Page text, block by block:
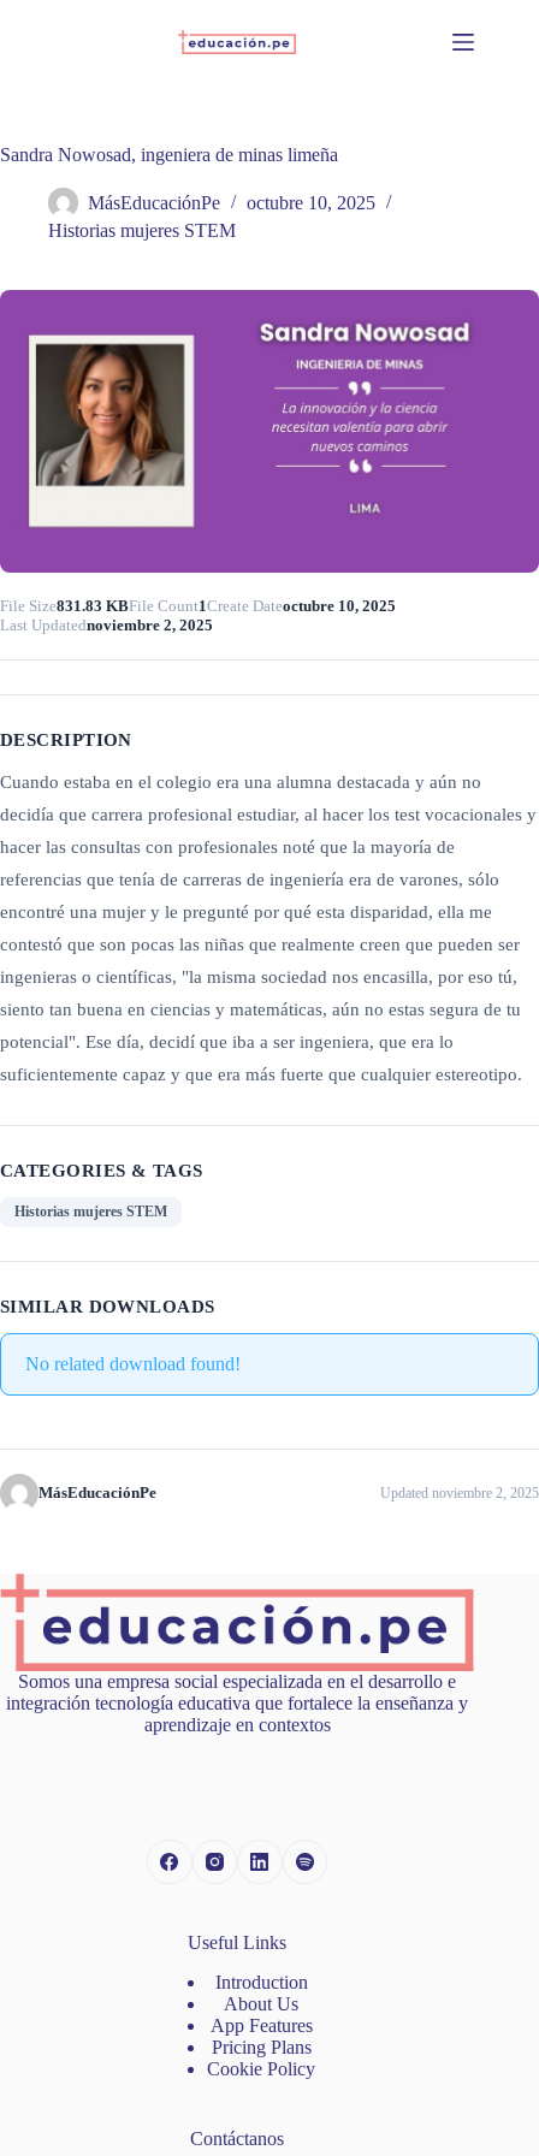
Sandra Nowosad, ingeniera de minas limeña
MásEducaciónPe
octubre 10, 2025
Historias mujeres STEM
File Size831.83 KBFile Count1Create Dateoctubre 10, 2025
Last Updatednoviembre 2, 2025
DESCRIPTION
Cuando estaba en el colegio era una alumna destacada y aún no
decidía que carrera profesional estudiar, al hacer los test vocacionales y
hacer las consultas con profesionales noté que la mayoría de
referencias que tenía de carreras de ingeniería era de varones, sólo
encontré una mujer y le pregunté por qué esta disparidad, ella me
contestó que son pocas las niñas que realmente creen que pueden ser
ingenieras o científicas, "la misma sociedad nos encasilla, por eso tú,
siento tan buena en ciencias y matemáticas, aún no estas segura de tu
potencial". Ese día, decidí que iba a ser ingeniera, que era lo
suficientemente capaz y que era más fuerte que cualquier estereotipo.
CATEGORIES & TAGS
Historias mujeres STEM
SIMILAR DOWNLOADS
No related download found!
MásEducaciónPe Updated noviembre 2, 2025
Somos una empresa social especializada en el desarrollo e
integración tecnología educativa que fortalece la enseñanza y
aprendizaje en contextos
Useful Links
Introduction
About Us
App Features
Pricing Plans
Cookie Policy
Contáctanos